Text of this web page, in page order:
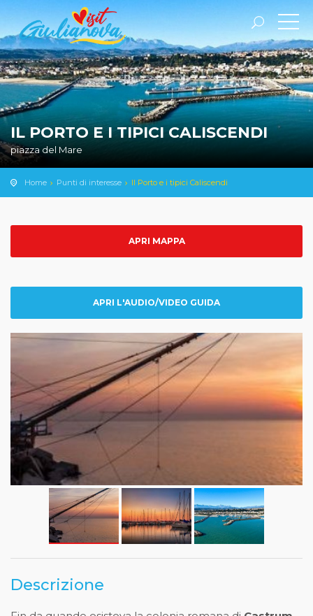
IL PORTO E I TIPICI CALISCENDI
piazza del Mare
Home Punti di interesse Il Porto e i tipici Caliscendi
APRI MAPPA
APRI L'AUDIO/VIDEO GUIDA
Descrizione